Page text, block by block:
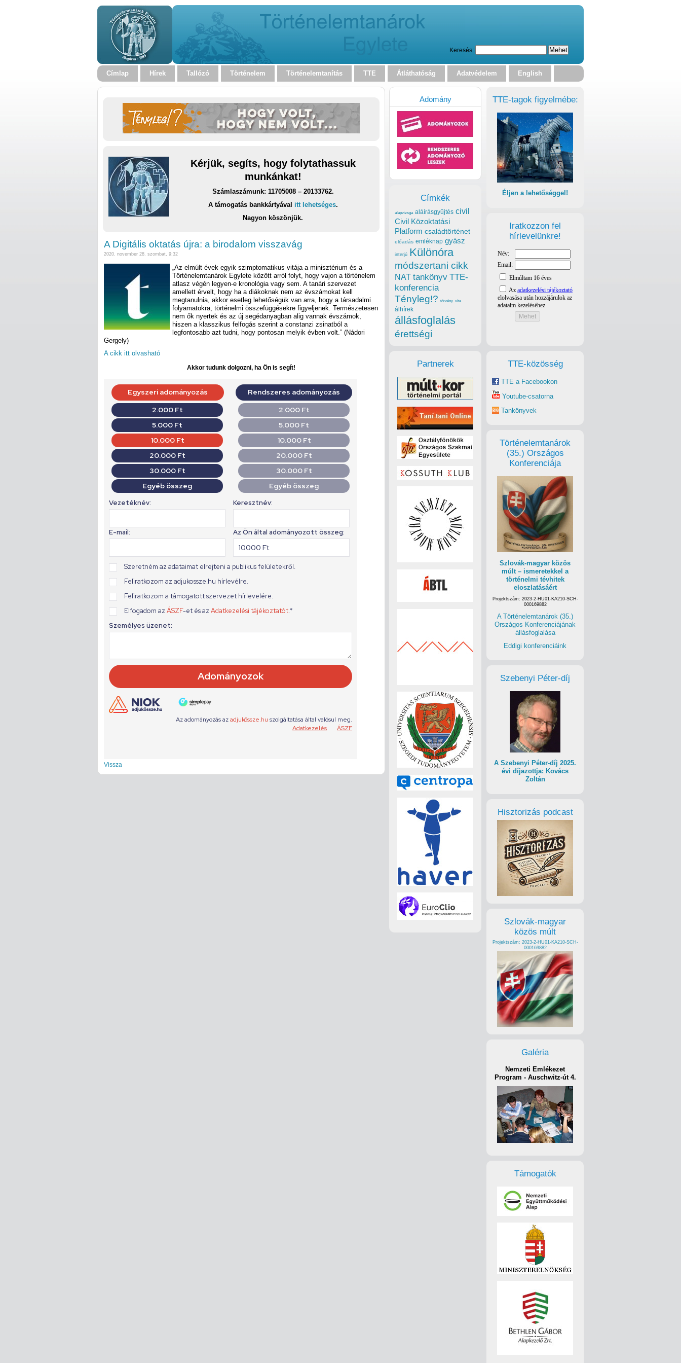
Keresés:
Címlap Hírek Tallózó Történelem Történelemtanítás TTE Átláthatóság Adatvédelem English
Kérjük, segíts, hogy folytathassuk
munkánkat!
Számlaszámunk: 11705008 – 20133762.
A támogatás bankkártyával itt lehetséges.
Nagyon köszönjük.
A Digitális oktatás újra: a birodalom visszavág
2020. november 28. szombat, 9:32
„Az elmúlt évek egyik szimptomatikus vitája a minisztérium és a
Történelemtanárok Egylete között arról folyt, hogy vajon a történelem
atlasz végén legyen-e kronológia vagy sem. A tanári szervezet
amellett érvelt, hogy ha a diákoknak nem az évszámokat kell
megtanulnia, akkor esetleg lehetőségük van arra, hogy a társadalmi
folyamatokra, történelmi összefüggésekre figyeljenek. Természetesen
nem ők nyertek és az új segédanyagban alig vannak évszámok,
hiszen a klasszikus felfogás szerint a constanzi zsinatból a
legfontosabb azt tudni, hogy pontosan melyik évben volt.” (Nádori
Gergely)
A cikk itt olvasható
Akkor tudunk dolgozni, ha Ön is segít!
Vissza
TTE-tagok figyelmébe:
Éljen a lehetőséggel!
Iratkozzon fel
hírlevelünkre!
TTE-közösség
TTE a Facebookon
Youtube-csatorna
Tankönyvek
Történelemtanárok
(35.) Országos
Konferenciája
Szlovák-magyar közös
múlt – ismeretekkel a
történelmi tévhitek
eloszlatásáért
Projektszám: 2023-2-HU01-KA210-SCH-
000169882
A Történelemtanárok (35.)
Országos Konferenciájának
állásfoglalása
Eddigi konferenciáink
Szebenyi Péter-díj
A Szebenyi Péter-díj 2025.
évi díjazottja: Kovács
Zoltán
Hisztorizás podcast
Szlovák-magyar
közös múlt
Projektszám: 2023-2-HU01-KA210-SCH-
000169882
Galéria
Nemzeti Emlékezet
Program - Auschwitz-út 4.
Támogatók
Adomány
Címkék
alapvizsga aláírásgyűjtés civil
Civil Közoktatási
Platform családtörténet
előadás emléknap gyász
interjú Különóra
módszertani cikk
NAT tankönyv TTE-
konferencia
Tényleg!? törvény vita
álhírek
állásfoglalás
érettségi
Partnerek